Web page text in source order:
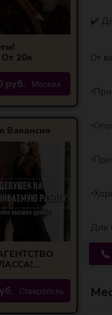
20к
руб. Москва
Вакансия
Ставрополь
✔️
От
Для